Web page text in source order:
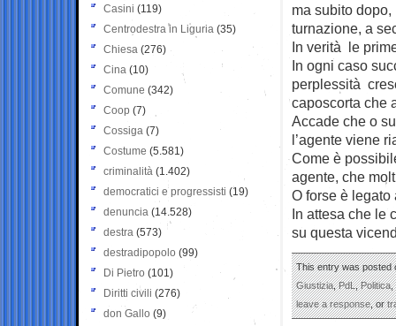
ma subito
turnazione, a
In verità le
In ogni caso
perplessità
caposcorta che
Accade che o
l’agente viene
Come è
agente, che
O forse è
In attesa che le
su questa
This entry was posted
Giustizia,PdL,Politica,
leave a response, or
Casini (119)
Centrodestra in Liguria (35)
Chiesa (276)
Cina (10)
Comune (342)
Coop (7)
Cossiga (7)
Costume (5.581)
criminalità (1.402)
democratici e progressisti (19)
denuncia (14.528)
destra (573)
destradipopolo (99)
Di Pietro (101)
Diritti civili (276)
don Gallo (9)